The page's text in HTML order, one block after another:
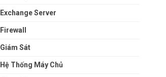
Exchange Server
Firewall
Giám Sát
Hệ Thống Máy Chủ